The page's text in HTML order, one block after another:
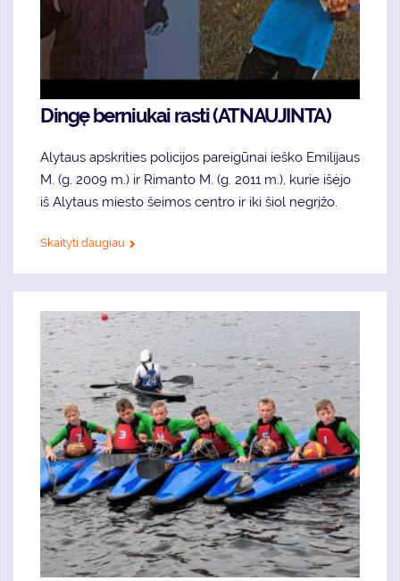
Dingę berniukai rasti (ATNAUJINTA)
Alytaus apskrities policijos pareigūnai ieško Emilijaus
M. (g. 2009 m.) ir Rimanto M. (g. 2011 m.), kurie išėjo
iš Alytaus miesto šeimos centro ir iki šiol negrįžo.
Skaityti daugiau